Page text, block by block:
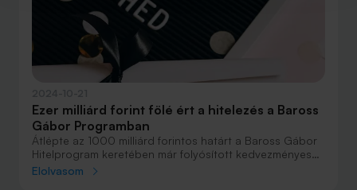
Ezer milliárd forint fölé ért a hitelezés a Baross
Gábor Programban
Átlépte az 1000 milliárd forintos határt a Baross Gábor
Hitelprogram keretében már folyósított kedvezményes
vállalati hitelek összege. A teljes keretből így szűk 200
Elolvasom